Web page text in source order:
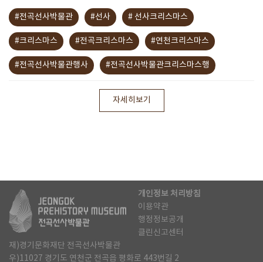
#전곡선사박물관 #선사 # 선사크리스마스
#크리스마스 #전곡크리스마스 #연천크리스마스
#전곡선사박물관행사 #전곡선사박물관크리스마스행
자세히보기
개인정보 처리방침
이용약관
행정정보공개
클린신고센터
재)경기문화재단 전곡선사박물관
우)11027 경기도 연천군 전곡읍 평화로 443번길 2